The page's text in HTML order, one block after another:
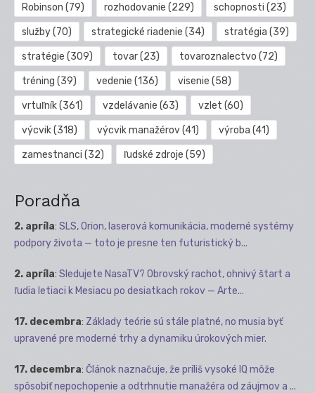
Robinson (79) rozhodovanie (229) schopnosti (23)
služby(70) strategické riadenie (34) stratégia (39)
stratégie (309) tovar(23) tovaroznalectvo (72)
tréning (39) vedenie (136) visenie (58)
vrtuľník(361) vzdelávanie (63) vzlet (60)
výcvik(318) výcvik manažérov(41) výroba (41)
zamestnanci (32) ľudské zdroje (59)
Poradňa
2. apríla: SLS, Orion, laserová komunikácia, moderné systémy
podpory života — toto je presne ten futuristický b...
2. apríla: Sledujete NasaTV? Obrovský rachot, ohnivý štart a
ľudia letiaci k Mesiacu po desiatkach rokov — Arte...
17. decembra: Základy teórie sú stále platné, no musia byť
upravené pre moderné trhy a dynamiku úrokových mier.
17. decembra: Článok naznačuje, že príliš vysoké IQ môže
spôsobiť nepochopenie a odtrhnutie manažéra od záujmov a ...